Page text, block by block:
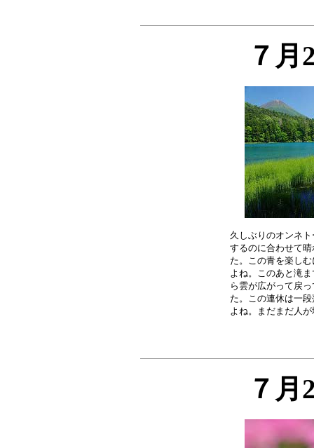
７月
久しぶりのオンネ
するのに合わせて
た。この青を楽し
よね。このあと滝
ら雲が広がって戻
た。この連休は一
７月